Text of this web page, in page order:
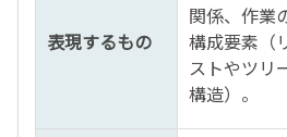
表現するもの
関係、作業
構成要素（
ストやツリ
構造）。